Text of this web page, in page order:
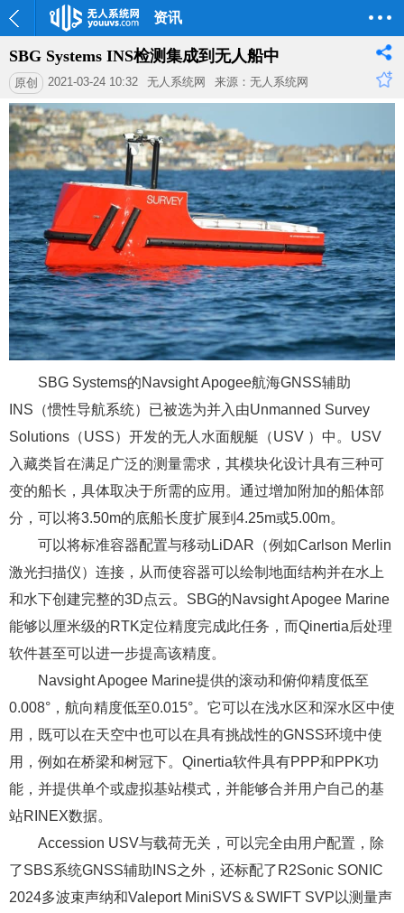
资讯
SBG Systems INS检测集成到无人船中
原创 2021-03-24 10:32 无人系统网 来源：无人系统网
SBG Systems的Navsight Apogee航海GNSS辅助
INS（惯性导航系统）已被选为并入由Unmanned Survey
Solutions（USS）开发的无人水面舰艇（USV ）中。USV
入藏类旨在满足广泛的测量需求，其模块化设计具有三种可
变的船长，具体取决于所需的应用。通过增加附加的船体部
分，可以将3.50m的底船长度扩展到4.25m或5.00m。
可以将标准容器配置与移动LiDAR（例如Carlson Merlin
激光扫描仪）连接，从而使容器可以绘制地面结构并在水上
和水下创建完整的3D点云。SBG的Navsight Apogee Marine
能够以厘米级的RTK定位精度完成此任务，而Qinertia后处理
软件甚至可以进一步提高该精度。
Navsight Apogee Marine提供的滚动和俯仰精度低至
0.008°，航向精度低至0.015°。它可以在浅水区和深水区中使
用，既可以在天空中也可以在具有挑战性的GNSS环境中使
用，例如在桥梁和树冠下。Qinertia软件具有PPP和PPK功
能，并提供单个或虚拟基站模式，并能够合并用户自己的基
站RINEX数据。
Accession USV与载荷无关，可以完全由用户配置，除
了SBS系统GNSS辅助INS之外，还标配了R2Sonic SONIC
2024多波束声纳和Valeport MiniSVS＆SWIFT SVP以测量声